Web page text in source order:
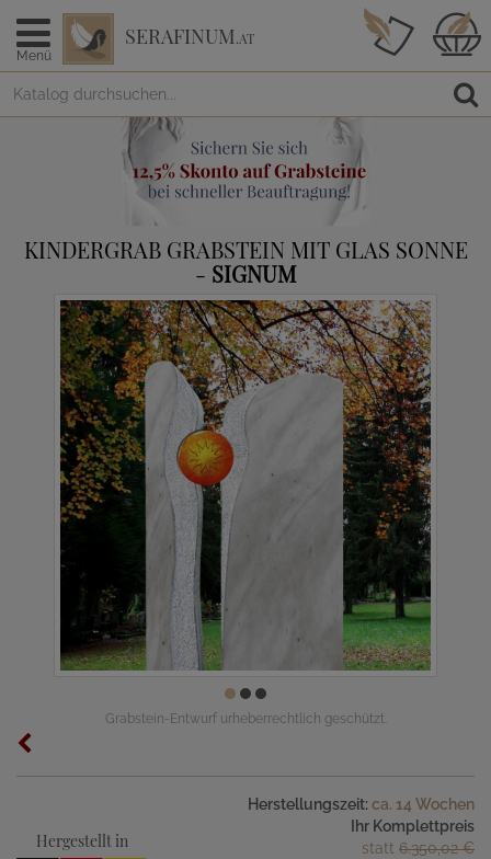
Menü
SERAFINUM.AT
KINDERGRAB GRABSTEIN MIT GLAS SONNE
- SIGNUM
Grabstein-Entwurf urheberrechtlich geschützt.
Hergestellt in
Herstellungszeit: ca. 14 Wochen
Ihr Komplettpreis
statt 6.350,02 €